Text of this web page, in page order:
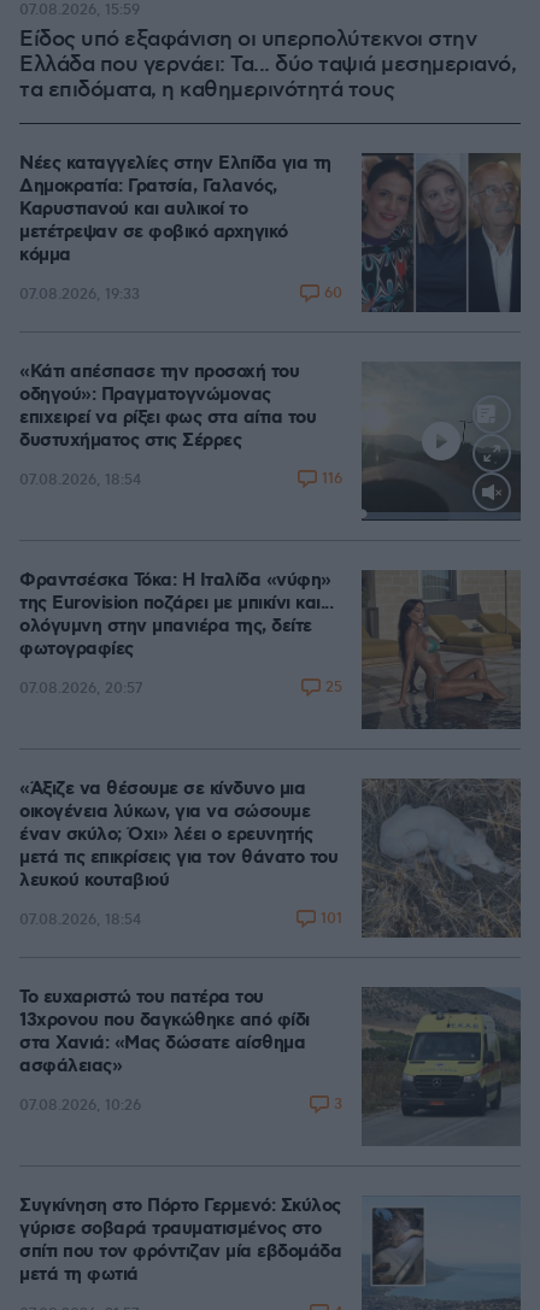
Είδος υπό εξαφάνιση οι υπερπολύτεκνοι στην
Ελλάδα που γερνάει: Τα... δύο ταψιά μεσημεριανό,
τα επιδόματα, η καθημερινότητά τους
07.08.2026, 15:59
Νέες καταγγελίες στην Ελπίδα για τη
Δημοκρατία: Γρατσία, Γαλανός,
Καρυστιανού και αυλικοί το
μετέτρεψαν σε φοβικό αρχηγικό
κόμμα
07.08.2026, 19:33 60
Loaded:
«Κάτι απέσπασε την προσοχή του
οδηγού»: Πραγματογνώμονας
επιχειρεί να ρίξει φως στα αίτια του
δυστυχήματος στις Σέρρες
07.08.2026, 18:54 116
Φραντσέσκα Τόκα: Η Ιταλίδα «νύφη»
της Eurovision ποζάρει με μπικίνι και...
ολόγυμνη στην μπανιέρα της, δείτε
φωτογραφίες
07.08.2026, 20:57 25
«Άξιζε να θέσουμε σε κίνδυνο μια
οικογένεια λύκων, για να σώσουμε
έναν σκύλο; Όχι» λέει ο ερευνητής
μετά τις επικρίσεις για τον θάνατο του
λευκού κουταβιού
07.08.2026, 18:54 101
Το ευχαριστώ του πατέρα του
13χρονου που δαγκώθηκε από φίδι
στα Χανιά: «Μας δώσατε αίσθημα
ασφάλειας»
07.08.2026, 10:26 3
Συγκίνηση στο Πόρτο Γερμενό: Σκύλος
γύρισε σοβαρά τραυματισμένος στο
σπίτι που τον φρόντιζαν μία εβδομάδα
μετά τη φωτιά